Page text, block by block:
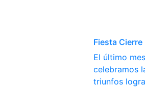
Fiesta
El último
celebramos
triunfos